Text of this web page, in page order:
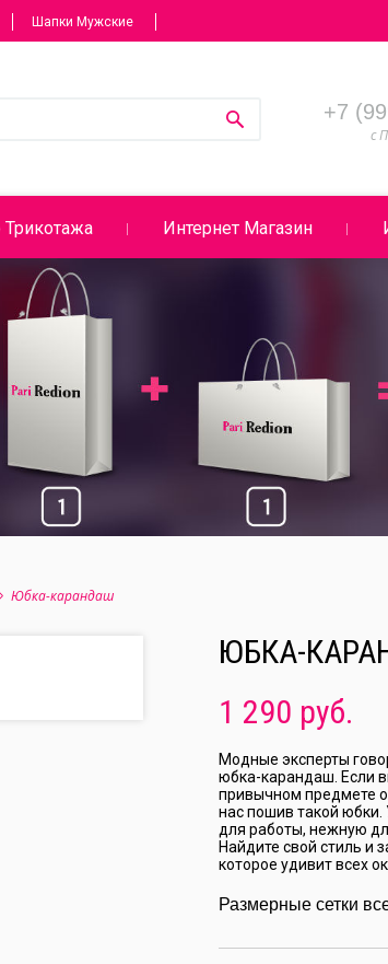
Шапки Мужские
+7
с
Интернет Магазин
Юбка-карандаш
ЮБКА-
1 290 руб.
Модные эксперты
юбка-карандаш. Если
привычном предмете
нас пошив такой
для работы, нежную
Найдите свой стиль и
которое удивит всех
Размерные сетки